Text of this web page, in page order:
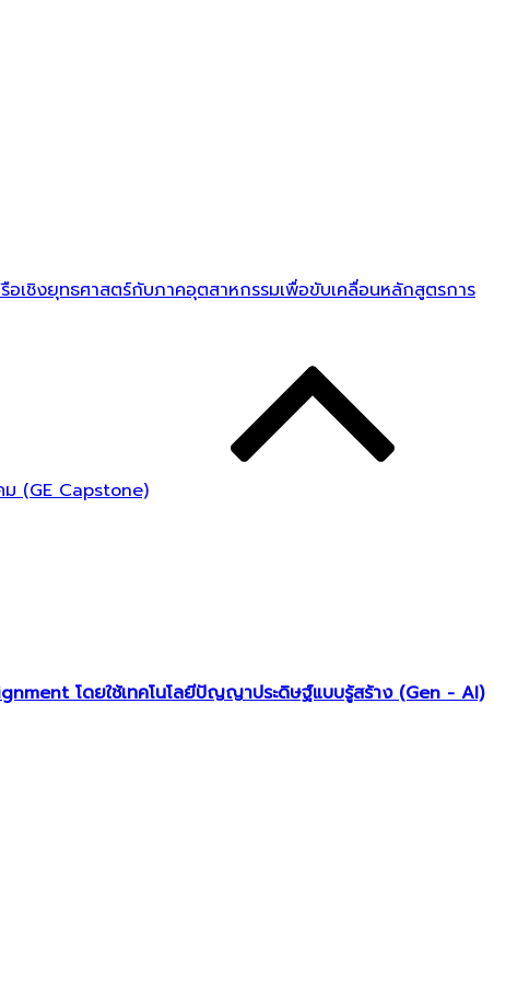
อเชิงยุทธศาสตร์กับภาคอุตสาหกรรมเพื่อขับเคลื่อนหลักสูตรการ
ม (GE Capstone)
โดยใช้เทคโนโลยีปัญญาประดิษฐ์แบบรู้สร้าง (Gen - AI)